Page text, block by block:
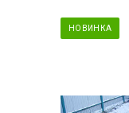
НОВИНКА